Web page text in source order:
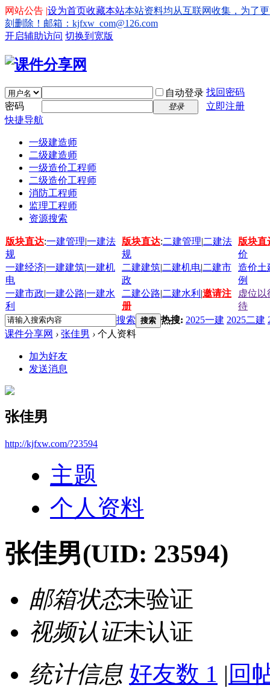
设为首页收藏本站
网站公告 |
本站资料均从互联网收集，为了
刻删除！邮箱：kjfxw_com@126.com
开启辅助访问 切换到宽版
自动登录 找回密码
密码
登录
立即注册
快捷导航
一级建造师
二级建造师
一级造价工程师
二级造价工程师
消防工程师
监理工程师
资源搜索
版块直达:一建管理|一建法
规
版块直达:二建管理|二建法
规
版块直
价
一建经济|一建建筑|一建机
电
二建建筑|二建机电|二建市
政
造价土
例
一建市政|一建公路|一建水
利
二建公路|二建水利 |邀请注
册
虚位以
待
搜索 搜索 热搜: 2025一建 2025二建
课件分享网 › 张佳男 › 个人资料
加为好友
发送消息
张佳男
http://kjfxw.com/?23594
主题
个人资料
张佳男(UID: 23594)
邮箱状态未验证
视频认证未认证
统计信息 好友数 1 | 回